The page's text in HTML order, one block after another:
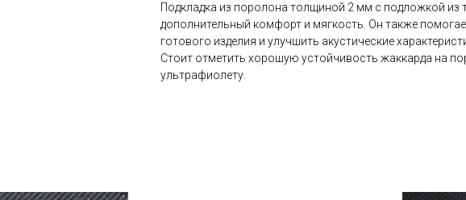
Подкладка из поролона толщиной 2 мм с подложкой из
дополнительный комфорт и мягкость. Он также
готового изделия и улучшить акустические
Стоит отметить хорошую устойчивость жаккарда на
ультрафиолету.